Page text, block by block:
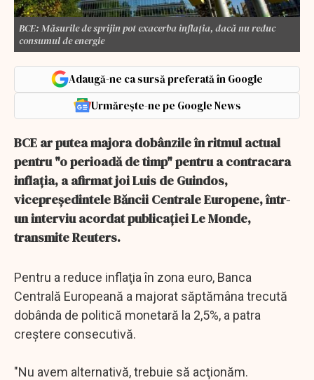
BCE: Măsurile de sprijin pot exacerba inflaţia, dacă nu reduc
consumul de energie
Adaugă-ne ca sursă preferată în Google
Urmărește-ne pe Google News
BCE ar putea majora dobânzile în ritmul actual
pentru "o perioadă de timp" pentru a contracara
inflaţia, a afirmat joi Luis de Guindos,
vicepreşedintele Băncii Centrale Europene, într-
un interviu acordat publicaţiei Le Monde,
transmite Reuters.
Pentru a reduce inflaţia în zona euro, Banca
Centrală Europeană a majorat săptămâna trecută
dobânda de politică monetară la 2,5%, a patra
creştere consecutivă.
"Nu avem alternativă, trebuie să acţionăm.